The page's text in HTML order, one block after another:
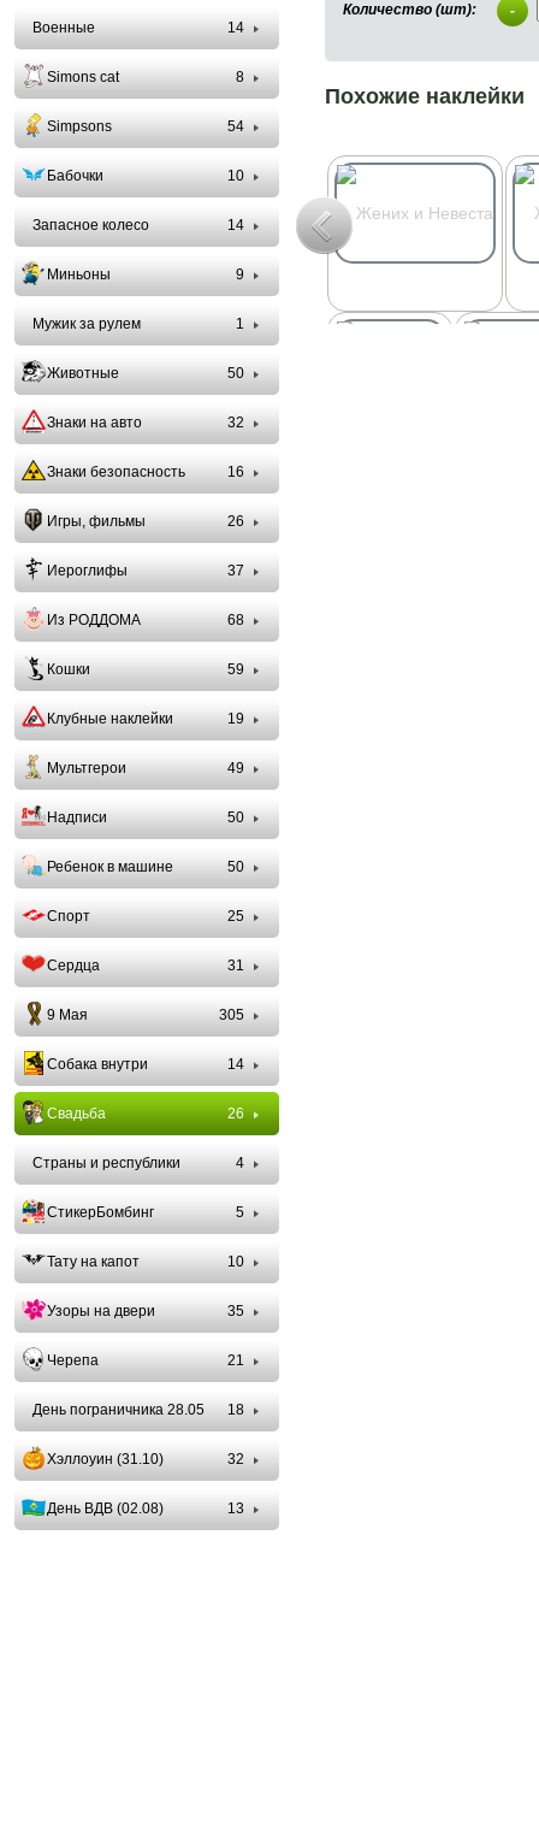
Количество (шт): -
Похожие наклейки
Военные 14
Simons cat 8
Simpsons 54
Бабочки 10
Запасное колесо 14
Миньоны 9
Мужик за рулем 1
Животные 50
Знаки на авто 32
Знаки безопасность 16
Игры, фильмы 26
Иероглифы 37
Из РОДДОМА 68
Кошки 59
Клубные наклейки 19
Мультгерои 49
Надписи 50
Ребенок в машине 50
Спорт 25
Сердца 31
9 Мая 305
Собака внутри 14
Свадьба 26
Страны и республики 4
СтикерБомбинг 5
Тату на капот 10
Узоры на двери 35
Черепа 21
День пограничника 28.05 18
Хэллоуин (31.10) 32
День ВДВ (02.08) 13